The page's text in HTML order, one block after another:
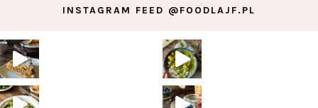
INSTAGRAM FEED @FOODLAJF.PL